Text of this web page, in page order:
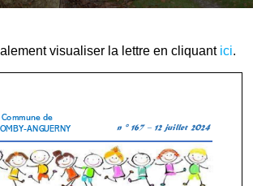
visualiser la lettre en cliquant ici.